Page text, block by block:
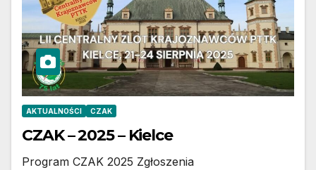
AKTUALNOŚCI CZAK
CZAK – 2025 – Kielce
Program CZAK 2025 Zgłoszenia